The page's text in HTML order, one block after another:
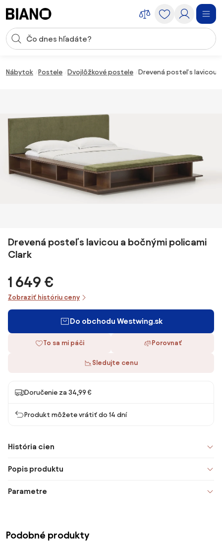
Vstup pre vyhľadávanie
Nábytok Postele Dvojlôžkové postele Drevená posteľ s lavicou
Drevená posteľ s lavicou a bočnými policami
Clark
1 649 €
Zobraziť históriu ceny
Do obchodu Westwing.sk
To sa mi páči Porovnať
Sledujte cenu
Doručenie za 34,99 €
Produkt môžete vrátiť do 14 dní
História cien
Popis produktu
Parametre
Podobné produkty